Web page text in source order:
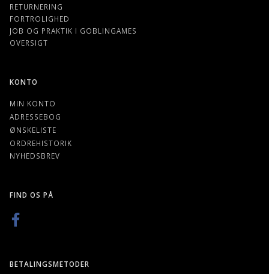
RETURNERING
FORTROLIGHED
JOB OG PRAKTIK I GOBLINGAMES
OVERSIGT
KONTO
MIN KONTO
ADRESSEBOG
ØNSKELISTE
ORDREHISTORIK
NYHEDSBREV
FIND OS PÅ
BETALINGSMETODER